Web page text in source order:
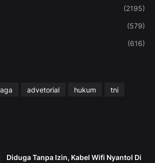
(2195)
(579)
(616)
advetorial hukum
tni
Diduga Tanpa Izin, Kabel Wifi Nyantol Di